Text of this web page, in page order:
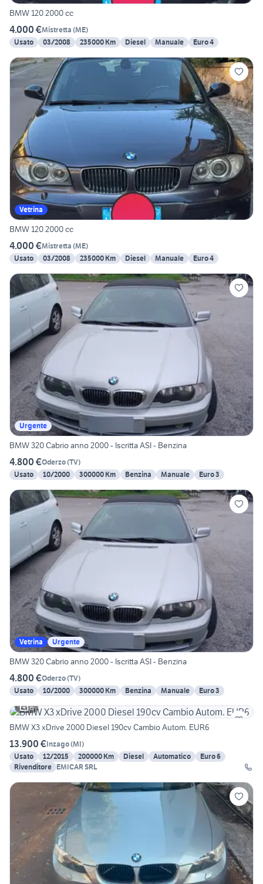
BMW 120 2000 cc
4.000 €Mistretta (ME)
Usato
03/2008 235000 Km Diesel Manuale Euro 4
Vetrina
BMW 120 2000 cc
4.000 €Mistretta (ME)
Usato
03/2008 235000 Km Diesel Manuale Euro 4
Urgente
BMW 320 Cabrio anno 2000 - Iscritta ASI - Benzina
4.800 €Oderzo(TV)
Usato
10/2000 300000 Km Benzina Manuale Euro 3
Vetrina Urgente
BMW 320 Cabrio anno 2000 - Iscritta ASI - Benzina
4.800 €Oderzo(TV)
Usato
10/2000 300000 Km Benzina Manuale
Euro 3
6
BMW X3 xDrive 2000 Diesel 190cv Cambio Autom. EUR6
13.900 €Inzago(MI)
Usato
12/2015 200000 Km Diesel Automatico
Euro 6
Rivenditore EMICAR SRL